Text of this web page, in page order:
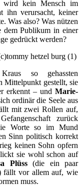
wird kein Mensch im
ihn verursacht, keiner
Was also? Was nützen
dem Publikum in einer
gedrückt werden?
so gehassten
Mittelpunkt gestellt, sie
erkennt – und Marie-
ordinär die Seele aus
mit zwei Rollen auf,
zurück
Worte so im Mund
Sinn politisch korrekt
keinen Sohn opfern
sie wohl schon auf
Plüss(die ein paar
fällt vor allem auf, wie
muss.